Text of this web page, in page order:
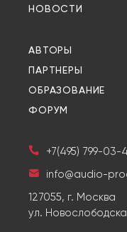
НОВОСТИ
АВТОРЫ
ПАРТНЕРЫ
ОБРАЗОВАНИЕ
ФОРУМ
+7(495) 799-03-
info@audio-
127055, г. Москва
ул.